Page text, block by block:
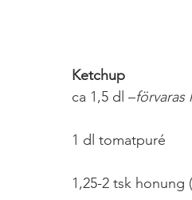
Ketchup
ca 1,5 dl –förvaras
1 dl tomatpuré
1,25-2 tsk honung